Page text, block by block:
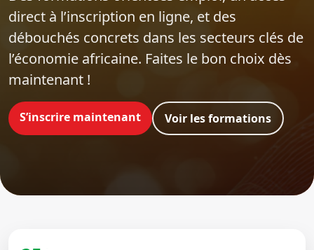
direct à l’inscription en ligne, et des
débouchés concrets dans les secteurs clés de
l’économie africaine. Faites le bon choix dès
maintenant !
S’inscrire maintenant Voir les formations